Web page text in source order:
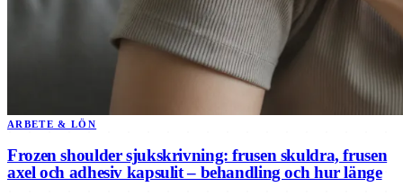
ARBETE & LÖN
Frozen shoulder sjukskrivning: frusen skuldra, frusen
axel och adhesiv kapsulit – behandling och hur länge